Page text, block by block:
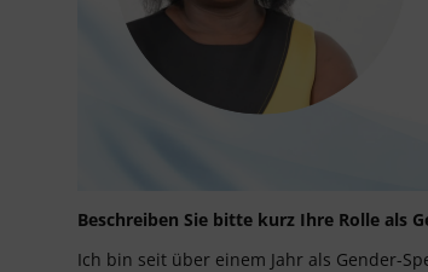
Beschreiben Sie bitte kurz Ihre Rolle als
Ich bin seit über einem Jahr als Gender-